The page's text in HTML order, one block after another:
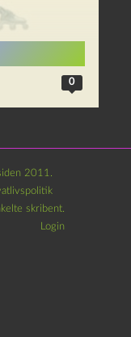
0
2011.
skribent.
Login